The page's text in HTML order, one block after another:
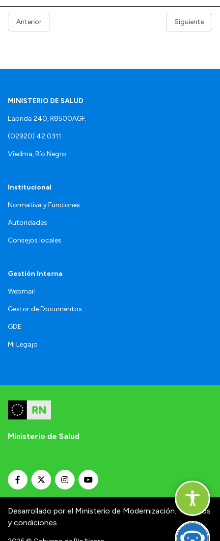
Anterior Siguiente
MINISTERIO DE SALUD
Laprida 240, R8500AGF.
(02920) 42 0311.
Viedma, Río Negro.
Institucional
Normativa y Funciones
Autoridades
Consejos locales
Gestión Interna
Webmail
Gestor de Documentos
GDE
Mi Legajo
Ministerio de Salud
Desarrollado por el Ministerio de Modernización. Términos
y condiciones